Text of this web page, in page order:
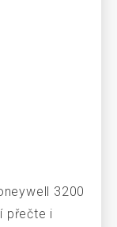
3200
přečte i